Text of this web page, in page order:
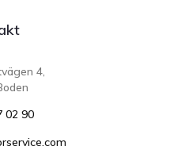
4,
02 90